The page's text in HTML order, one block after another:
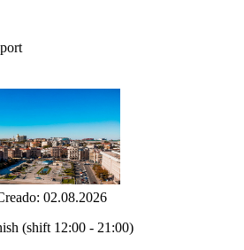
02.08.2026
(shift 12:00 - 21:00)